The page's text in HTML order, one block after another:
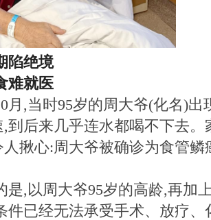
陷绝境
难就医
月,当时95岁的周大爷(化名)
到后来几乎连水都喝不下去。
揪心:周大爷被确诊为食管鳞
是,以周大爷95岁的高龄,再加
件已经无法承受手术、放疗、